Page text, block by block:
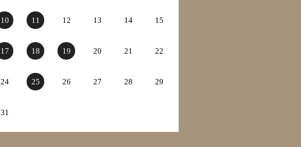
10 11 12 13 14 15
17 18 19 20 21 22
24 25 26 27 28 29
31